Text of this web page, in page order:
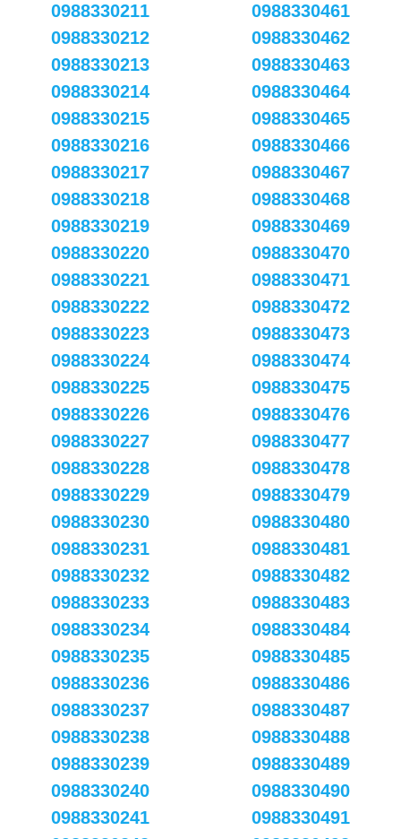
0988330211
0988330212
0988330213
0988330214
0988330215
0988330216
0988330217
0988330218
0988330219
0988330220
0988330221
0988330222
0988330223
0988330224
0988330225
0988330226
0988330227
0988330228
0988330229
0988330230
0988330231
0988330232
0988330233
0988330234
0988330235
0988330236
0988330237
0988330238
0988330239
0988330240
0988330241
0988330461
0988330462
0988330463
0988330464
0988330465
0988330466
0988330467
0988330468
0988330469
0988330470
0988330471
0988330472
0988330473
0988330474
0988330475
0988330476
0988330477
0988330478
0988330479
0988330480
0988330481
0988330482
0988330483
0988330484
0988330485
0988330486
0988330487
0988330488
0988330489
0988330490
0988330491